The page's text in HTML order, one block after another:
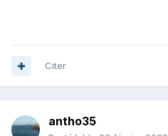
Citer
antho35